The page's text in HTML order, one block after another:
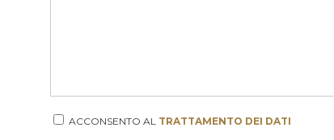
ACCONSENTO AL TRATTAMENTO DEI DATI